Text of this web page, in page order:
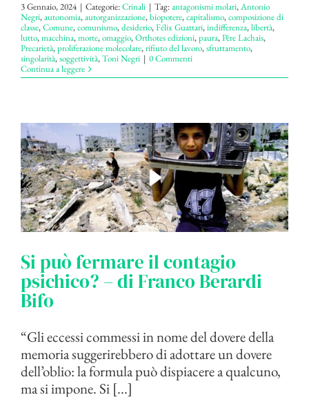
3 Gennaio, 2024 | Categorie:Crinali | Tag:antagonismi molari,Antonio
Negri,autonomia,autorganizzazione,biopotere,capitalismo,composizione di
classe,Comune,comunismo,desiderio,Félix Guattari,indifferenza,libertà,
lutto,macchina,morte,omaggio,Orthotes edizioni,paura,Père Lachais,
Precarietà,proliferazione molecolare,rifiuto del lavoro,sfruttamento,
singolarità,soggettività,Toni Negri | 0 Commenti
Continua a leggere
Si può fermare il contagio
psichico? – di Franco Berardi
Bifo
“Gli eccessi commessi in nome del dovere della
memoria suggerirebbero di adottare un dovere
dell’oblio: la formula può dispiacere a qualcuno,
ma si impone. Si [...]